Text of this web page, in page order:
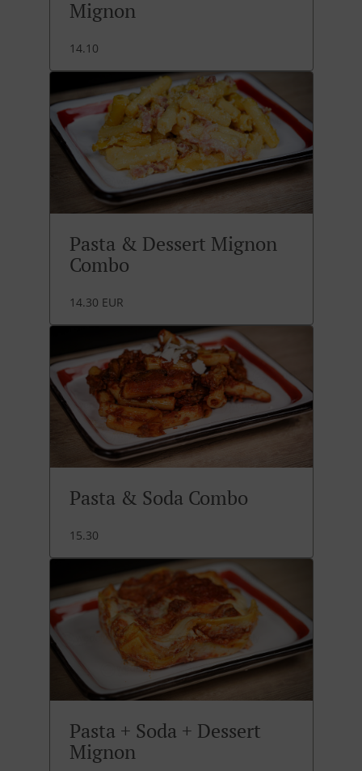
Mignon
14.10
Pasta & Dessert Mignon
Combo
14.30 EUR
Pasta & Soda Combo
15.30
Pasta + Soda + Dessert
Mignon